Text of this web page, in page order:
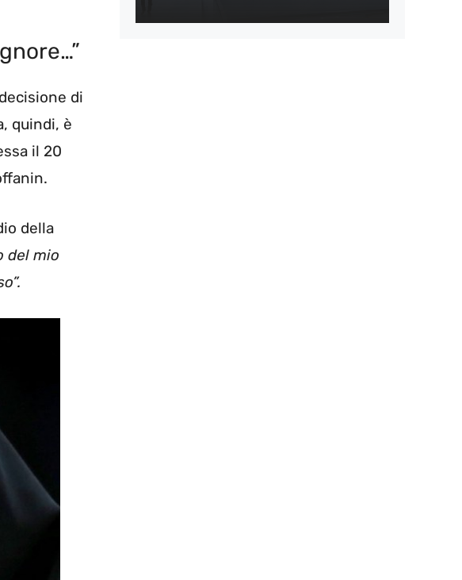
di
quindi, è
il 20
della
del mio